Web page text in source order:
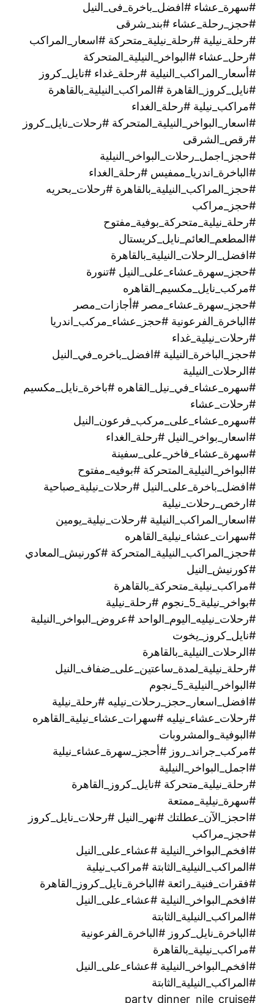
#سهرة_عشاء #افضل_باخرة_فى_النيل
#حجز_رحلة_عشاء #بند_شرقى
#رحلة_نيلية #رحلة_نيلية_متحركة #اسعار_المراكب
#رحل_عشاء #البواخر_النيلية_المتحركة
#أسعار_المراكب_النيلية #رحلة_غداء #نايل_كروز
#نايل_كروز_القاهرة #المراكب_النيلية_بالقاهرة
#مراكب_نيلية #رحلة_الغداء
#اسعار_البواخر_النيلية_المتحركة #رحلات_نايل_كروز
#رقص_الشرقى
#حجز_اجمل_رحلات_البواخر_النيلية
#الباخرة_اندريا_ممفيس #رحلة_الغداء
#حجز_المراكب_النيلية_بالقاهرة #رحلات_بحريه
#حجز_مراكب
#رحلة_نيلية_متحركة_بوفية_مفتوح
#المطعم_العائم_نايل_كريستال
#افضل_الرحلات_النيلية_بالقاهرة
#حجز_سهرة_عشاء_على_النيل #تنورة
#مركب_نايل_مكسيم_القاهره
#حجز_سهرة_عشاء_مصر #أجازات_مصر
#الباخرة_الفرعونية #حجز_عشاء_مركب_اندريا
#رحلات_نيلية_غداء
#حجز_الباخرة_النيلية #افضل_باخره_في_النيل
#الرحلات_النيلية
#سهره_عشاء_في_نيل_القاهره‏ #باخرة_نايل_مكسيم
#رحلات_عشاء
#سهره_عشاء_على_مركب_فرعون_النيل
#اسعار_بواخر_النيل #رحلة_الغداء
#سهرة_عشاء_فاخر_على_سفينة
#البواخر_النيلية_المتحركة #بوفيه_مفتوح
#افضل_باخرة_على_النيل #رحلات_نيلية_صباحية
#ارخص_رحلات_نيلية
#اسعار_المراكب_النيلية #رحلات_نيلية_يومين
#سهرات_عشاء_نيلية_القاهره
#حجز_المراكب_النيلية_المتحركة #كورنيش_المعادي
#كورنيش_النيل
#مراكب_نيلية_متحركة_بالقاهرة
#بواخر_نيلية_5_نجوم #رحلة_نيلية
#رحلات_نيليه_اليوم_الواحد #عروض_البواخر_النيلية
#نايل_كروز_يخوت
#الرحلات_النيلية_بالقاهرة
#رحلة_نيلية_لمدة_ساعتين_على_ضفاف_النيل
#البواخر_النيلية_5_نجوم
#افضل_اسعار_حجز_رحلات_نيليه #رحلة_نيلية
#رحلات_عشاء_نيليه #سهرات_عشاء_نيلية_القاهره
#البوفية_والمشروبات
#مركب_جراند_روز #أحجز_سهرة_عشاء_نيلية
#اجمل_البواخر_النيلية
#رحلة_نيلية_متحركة ‫#نايل_كروز_القاهرة
#سهرة_نيلية_ممتعة
#احجز_الآن_عطلتك #نهر_النيل #رحلات_نايل_كروز
#حجز_مراكب
#افخم_البواخر_النيلية #عشاء_على_النيل
#المراكب_النيلية_الثابتة #مراكب_نيلية
#فقرات_فنية_رائعة #الباخرة_نايل_كروز_القاهرة
#افخم_البواخر_النيلية #عشاء_على_النيل
#المراكب_النيلية_الثابتة
#الباخرة_نايل_كروز #الباخرة_الفرعونية
#مراكب_نيلية_بالقاهرة
#افخم_البواخر_النيلية #عشاء_على_النيل
#المراكب_النيلية_الثابتة
#party_dinner_nile_cruise